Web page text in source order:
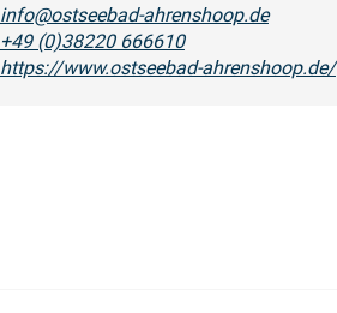
info@ostseebad-ahrenshoop.de
+49 (0)38220 666610
https://www.ostseebad-ahrenshoop.de/